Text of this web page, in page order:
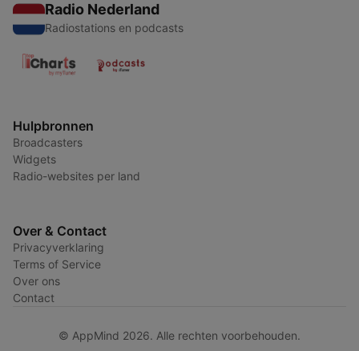
Radio Nederland
Radiostations en podcasts
Hulpbronnen
Broadcasters
Widgets
Radio-websites per land
Over & Contact
Privacyverklaring
Terms of Service
Over ons
Contact
© AppMind 2026. Alle rechten voorbehouden.